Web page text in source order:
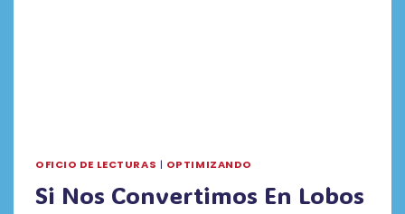
OFICIO DE LECTURAS | OPTIMIZANDO
Si Nos Convertimos En Lobos